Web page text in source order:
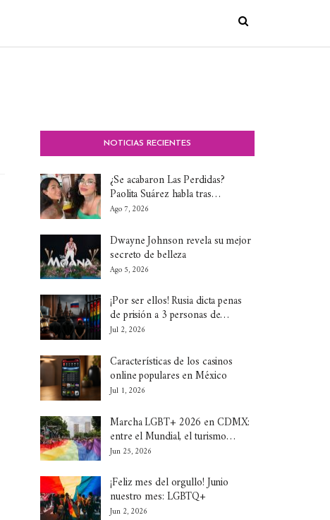
NOTICIAS RECIENTES
¿Se acabaron Las Perdidas?
Paolita Suárez habla tras…
Ago 7, 2026
Dwayne Johnson revela su mejor
secreto de belleza
Ago 5, 2026
¡Por ser ellos! Rusia dicta penas
de prisión a 3 personas de…
Jul 2, 2026
Características de los casinos
online populares en México
Jul 1, 2026
Marcha LGBT+ 2026 en CDMX:
entre el Mundial, el turismo…
Jun 25, 2026
¡Feliz mes del orgullo! Junio
nuestro mes: LGBTQ+
Jun 2, 2026